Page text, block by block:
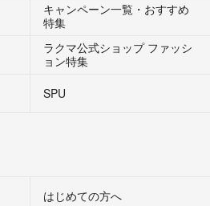
キャンペーン一覧・おすすめ
特集
ラクマ公式ショップ ファッシ
ョン特集
SPU
はじめての方へ